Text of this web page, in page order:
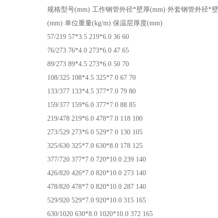
规格型号(mm) 工作钢管外径*壁厚(mm) 外套钢管外径*
(mm) 单位重量(kg/m) 保温层厚度(mm)
57/219 57*3.5 219*6.0 36 60
76/273 76*4.0 273*6.0 47 65
89/273 89*4.5 273*6.0 50 70
108/325 108*4.5 325*7.0 67 70
133/377 133*4.5 377*7.0 79 80
159/377 159*6.0 377*7.0 88 85
219/478 219*6.0 478*7.0 118 100
273/529 273*6.0 529*7.0 130 105
325/630 325*7.0 630*8.0 178 125
377/720 377*7.0 720*10.0 239 140
426/820 426*7.0 820*10.0 273 140
478/820 478*7.0 820*10.0 287 140
529/920 529*7.0 920*10.0 315 165
630/1020 630*8.0 1020*10.0 372 165